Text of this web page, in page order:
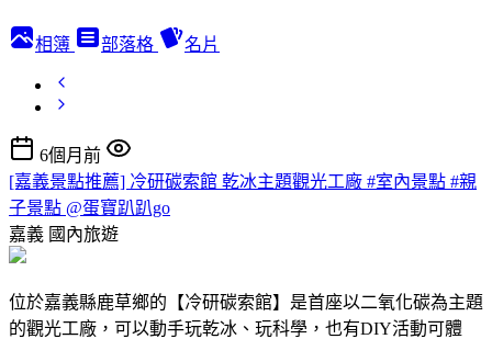
相簿 部落格 名片
6個月前
[嘉義景點推薦] 冷研碳索館 乾冰主題觀光工廠 #室內景點 #親
子景點 @蛋寶趴趴go
嘉義 國內旅遊
位於嘉義縣鹿草鄉的【冷研碳索館】是首座以二氧化碳為主題
的觀光工廠，可以動手玩乾冰、玩科學，也有DIY活動可體